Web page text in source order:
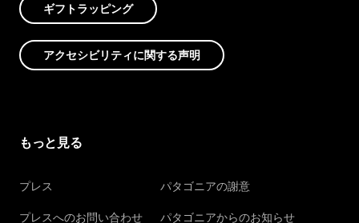
ギフトラッピング
アクセシビリティに関する声明
もっと見る
プレス
プレスへのお問い合わせ
パタゴニアの謝意
パタゴニアからのお知らせ